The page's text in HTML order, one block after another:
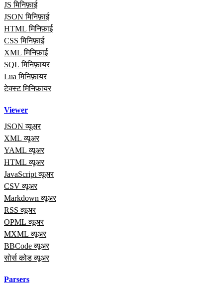
JS मिनिफ़ाई
JSON मिनिफ़ाई
HTML मिनिफ़ाई
CSS मिनिफ़ाई
XML मिनिफ़ाई
SQL मिनिफ़ायर
Lua मिनिफ़ायर
टेक्स्ट मिनिफ़ायर
Viewer
JSON व्यूअर
XML व्यूअर
YAML व्यूअर
HTML व्यूअर
JavaScript व्यूअर
CSV व्यूअर
Markdown व्यूअर
RSS व्यूअर
OPML व्यूअर
MXML व्यूअर
BBCode व्यूअर
सोर्स कोड व्यूअर
Parsers